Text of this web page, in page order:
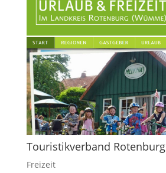
Touristikverband Rotenburg
Freizeit